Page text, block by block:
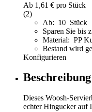
Ab 1,61 € pro Stück
(2)
Ab: 10 Stück
Sparen Sie bis
Material: PP
Bestand wird
Konfigurieren
Beschreibung
Dieses Woosh-
echter Hingucker auf